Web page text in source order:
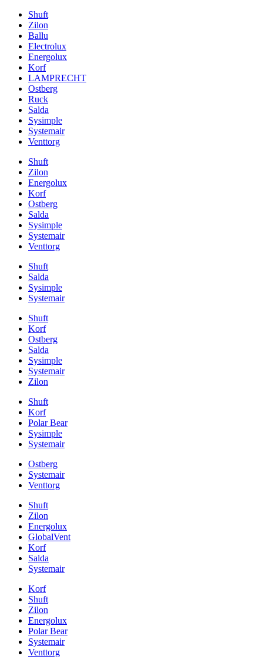
Shuft
Zilon
Ballu
Electrolux
Energolux
Korf
LAMPRECHT
Ostberg
Ruck
Salda
Sysimple
Systemair
Venttorg
Shuft
Zilon
Energolux
Korf
Ostberg
Salda
Sysimple
Systemair
Venttorg
Shuft
Salda
Sysimple
Systemair
Shuft
Korf
Ostberg
Salda
Sysimple
Systemair
Zilon
Shuft
Korf
Polar Bear
Sysimple
Systemair
Ostberg
Systemair
Venttorg
Shuft
Zilon
Energolux
GlobalVent
Korf
Salda
Systemair
Korf
Shuft
Zilon
Energolux
Polar Bear
Systemair
Venttorg